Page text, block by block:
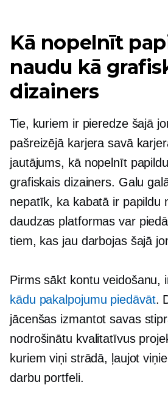
Kā nopelnīt
naudu kā
dizainers
Tie, kuriem ir pieredze šajā
pašreizējā karjera savā
jautājums, kā nopelnīt
grafiskais dizainers. Galu
nepatīk, ka kabatā ir papildu
daudzas platformas var
tiem, kas jau darbojas šajā
Pirms sākt kontu veidošanu,
kādu pakalpojumu piedāvāt.
jācenšas izmantot savas
nodrošinātu kvalitatīvus
kuriem viņi strādā, ļaujot
darbu portfeli.